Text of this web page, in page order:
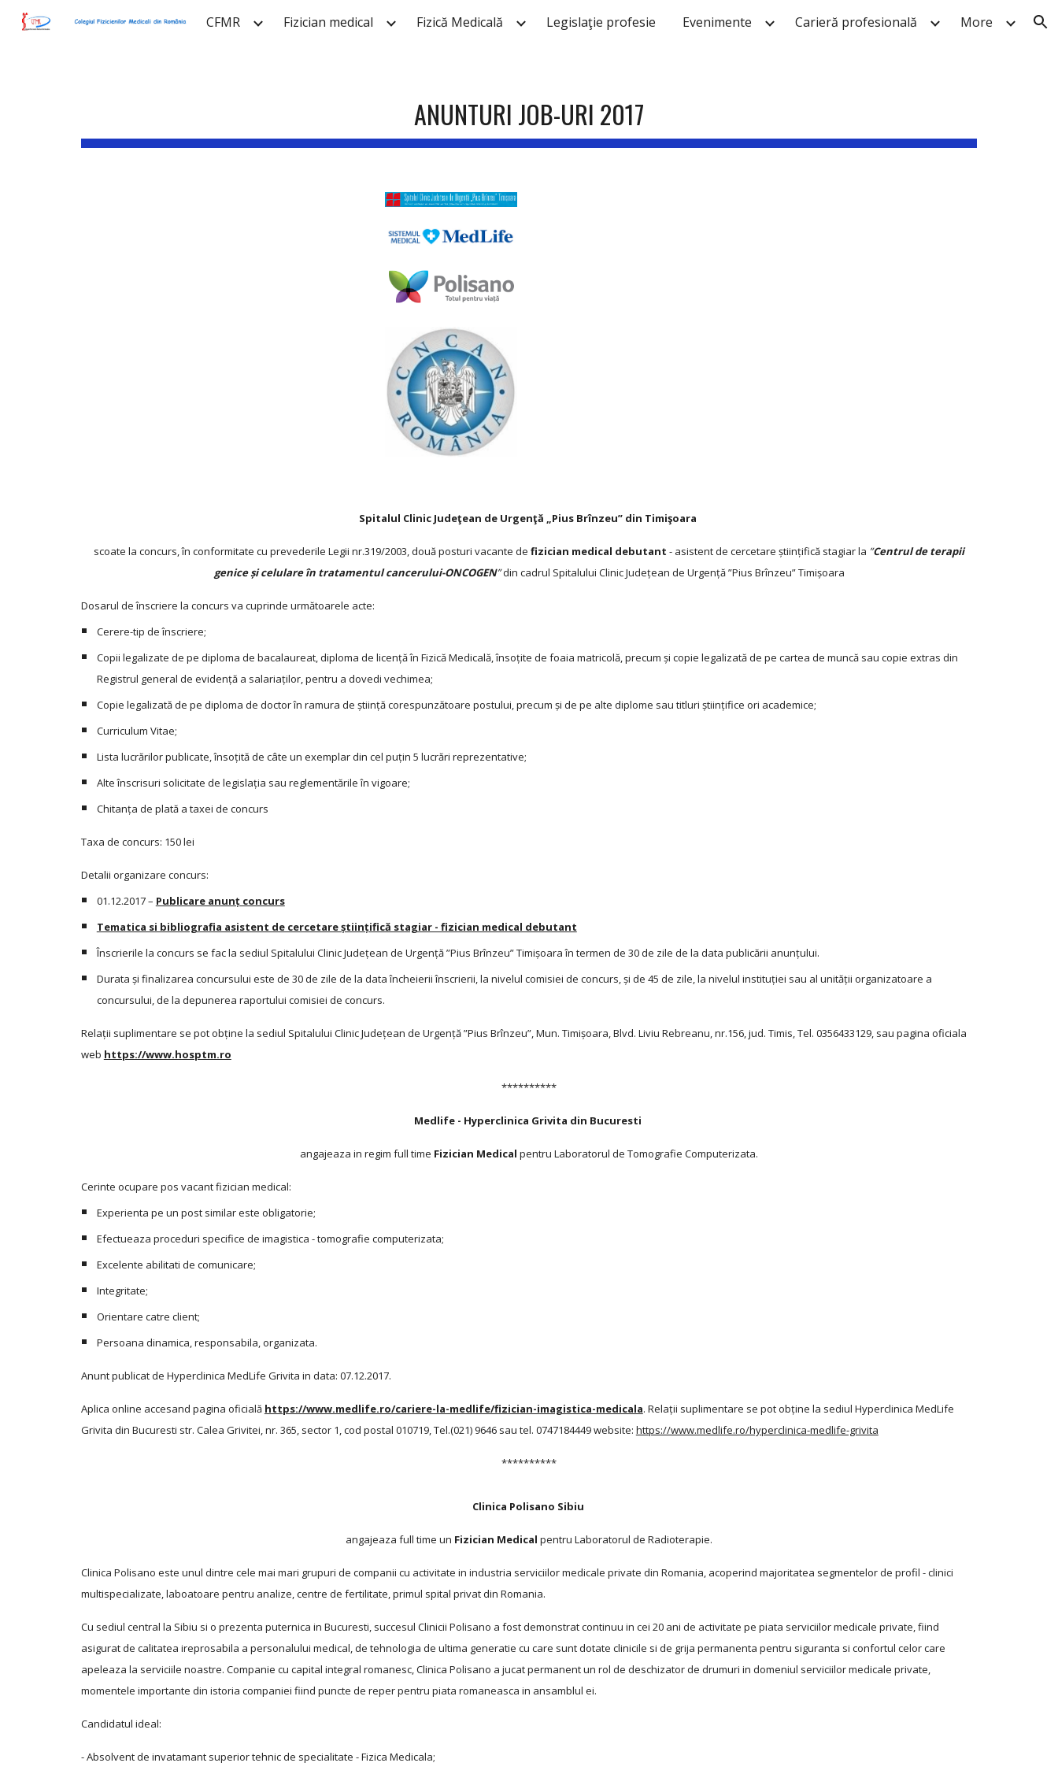
Skip to main content Skip to navigation
CFMR Fizician medical Fizică Medicală Legislaţie profesie Evenimente Carieră profesională More
ANUNTURI JOB-URI 2017
Spitalul Clinic Judeţean de Urgenţă „Pius Brînzeu” din Timişoara
scoate la concurs, în conformitate cu prevederile Legii nr.319/2003, două posturi vacante de fizician medical debutant - asistent de cercetare științifică stagiar la ”Centrul de terapii
genice și celulare în tratamentul cancerului-ONCOGEN”din cadrul Spitalului Clinic Județean de Urgență ”Pius Brînzeu” Timișoara
Dosarul de înscriere la concurs va cuprinde următoarele acte:
Cerere-tip de înscriere;
Copii legalizate de pe diploma de bacalaureat, diploma de licență în Fizică Medicală, însoțite de foaia matricolă, precum și copie legalizată de pe cartea de muncă sau copie extras din
Registrul general de evidență a salariaților, pentru a dovedi vechimea;
Copie legalizată de pe diploma de doctor în ramura de știință corespunzătoare postului, precum și de pe alte diplome sau titluri științifice ori academice;
Curriculum Vitae;
Lista lucrărilor publicate, însoțită de câte un exemplar din cel puțin 5 lucrări reprezentative;
Alte înscrisuri solicitate de legislația sau reglementările în vigoare;
Chitanța de plată a taxei de concurs
Taxa de concurs: 150 lei
Detalii organizare concurs:
01.12.2017 – Publicare anunț concurs
Tematica si bibliografia asistent de cercetare științifică stagiar - fizician medical debutant
Înscrierile la concurs se fac la sediul Spitalului Clinic Județean de Urgență ”Pius Brînzeu” Timișoara în termen de 30 de zile de la data publicării anunțului.
Durata și finalizarea concursului este de 30 de zile de la data încheierii înscrierii, la nivelul comisiei de concurs, și de 45 de zile, la nivelul instituției sau al unității organizatoare a
concursului, de la depunerea raportului comisiei de concurs.
Relații suplimentare se pot obține la sediul Spitalului Clinic Județean de Urgență ”Pius Brînzeu”, Mun. Timișoara, Blvd. Liviu Rebreanu, nr.156, jud. Timis, Tel. 0356433129, sau pagina oficiala
web https://www.hosptm.ro
**********
Medlife - Hyperclinica Grivita din Bucuresti
angajeaza in regim full time Fizician Medical pentru Laboratorul de Tomografie Computerizata.
Cerinte ocupare pos vacant fizician medical:
Experienta pe un post similar este obligatorie;
Efectueaza proceduri specifice de imagistica - tomografie computerizata;
Excelente abilitati de comunicare;
Integritate;
Orientare catre client;
Persoana dinamica, responsabila, organizata.
Anunt publicat de Hyperclinica MedLife Grivita in data: 07.12.2017.
Aplica online accesand pagina oficială https://www.medlife.ro/cariere-la-medlife/fizician-imagistica-medicala. Relații suplimentare se pot obține la sediul Hyperclinica MedLife
Grivita din Bucuresti str. Calea Grivitei, nr. 365, sector 1, cod postal 010719, Tel.(021) 9646 sau tel. 0747184449website: https://www.medlife.ro/hyperclinica-medlife-grivita
**********
Clinica Polisano Sibiu
angajeaza full time un Fizician Medical pentru Laboratorul de Radioterapie.
Clinica Polisano este unul dintre cele mai mari grupuri de companii cu activitate in industria serviciilor medicale private din Romania, acoperind majoritatea segmentelor de profil - clinici
multispecializate, laboatoare pentru analize, centre de fertilitate, primul spital privat din Romania.
Cu sediul central la Sibiu si o prezenta puternica in Bucuresti, succesul Clinicii Polisano a fost demonstrat continuu in cei 20 ani de activitate pe piata serviciilor medicale private, fiind
asigurat de calitatea ireprosabila a personalului medical, de tehnologia de ultima generatie cu care sunt dotate clinicile si de grija permanenta pentru siguranta si confortul celor care
apeleaza la serviciile noastre. Companie cu capital integral romanesc, Clinica Polisano a jucat permanent un rol de deschizator de drumuri in domeniul serviciilor medicale private,
momentele importante din istoria companiei fiind puncte de reper pentru piata romaneasca in ansamblul ei.
Candidatul ideal:
- Absolvent de invatamant superior tehnic de specialitate - Fizica Medicala;